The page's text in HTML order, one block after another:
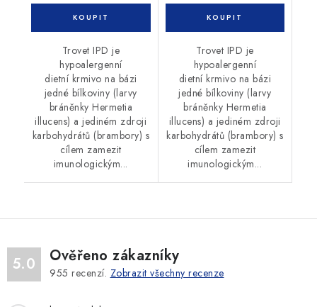
Trovet IPD je
hypoalergenní
dietní krmivo na bázi
jedné bílkoviny (larvy
bráněnky Hermetia
illucens) a jediném zdroji
karbohydrátů (brambory) s
cílem zamezit
imunologickým...
Trovet IPD je
hypoalergenní
dietní krmivo na bázi
jedné bílkoviny (larvy
bráněnky Hermetia
illucens) a jediném zdroji
karbohydrátů (brambory) s
cílem zamezit
imunologickým...
5.0 Ověřeno zákazníky
955 recenzí. Zobrazit všechny recenze